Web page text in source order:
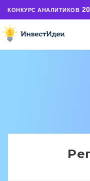
КОНКУРС АНАЛИТИКОВ